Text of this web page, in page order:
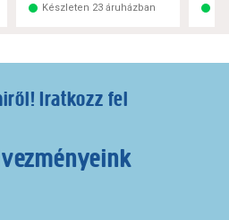
Készleten 23 áruházban
Iratkozz fel